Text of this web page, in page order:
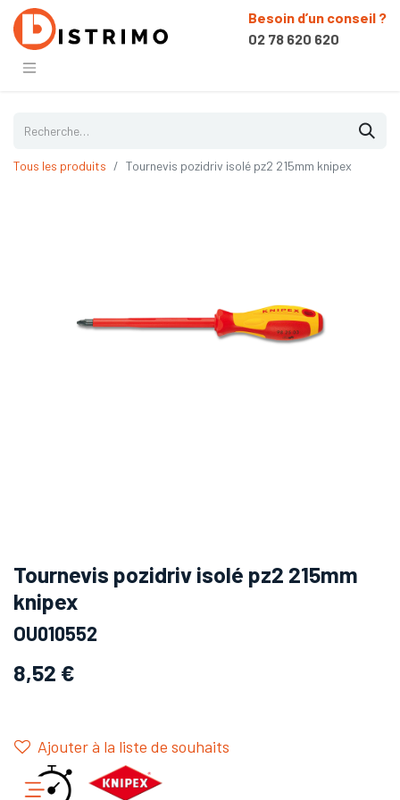
Besoin d’un conseil ?
02 78 620 620
Tous les produits Tournevis pozidriv isolé pz2 215mm knipex
Tournevis pozidriv isolé pz2 215mm
knipex
OU010552
8,52 €
Ajouter à la liste de souhaits